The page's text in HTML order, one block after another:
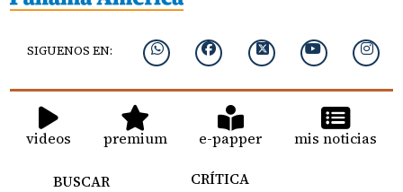
SIGUENOS EN:
videos premium e-papper mis noticias
BUSCAR
CRÍTICA